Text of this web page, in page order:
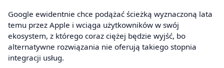
Google ewidentnie chce podążać ścieżką wyznaczoną lata
temu przez Apple i wciąga użytkowników w swój
ekosystem, z którego coraz ciężej będzie wyjść, bo
alternatywne rozwiązania nie oferują takiego stopnia
integracji usług.